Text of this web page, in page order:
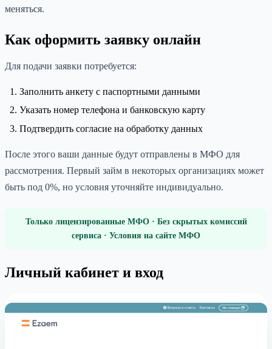
меняться.
Как оформить заявку онлайн
Для подачи заявки потребуется:
Заполнить анкету с паспортными данными
Указать номер телефона и банковскую карту
Подтвердить согласие на обработку данных
После этого ваши данные будут отправлены в МФО для
рассмотрения. Первый займ в некоторых организациях может
быть под 0%, но условия уточняйте индивидуально.
Только лицензированные МФО · Без скрытых комиссий
сервиса · Условия на сайте МФО
Личный кабинет и вход